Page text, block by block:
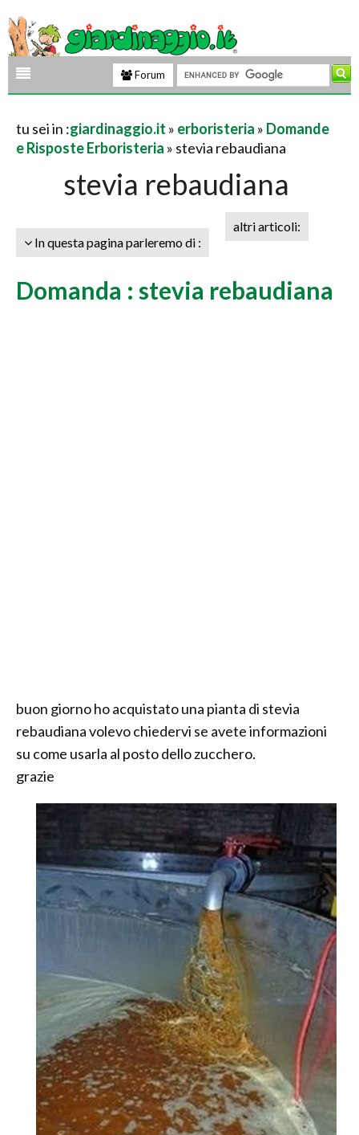
Forum
tu sei in :giardinaggio.it » erboristeria » Domande
e Risposte Erboristeria » stevia rebaudiana
stevia rebaudiana
In questa pagina parleremo di :
altri articoli:
Domanda : stevia rebaudiana
buon giorno ho acquistato una pianta di stevia
rebaudiana volevo chiedervi se avete informazioni
su come usarla al posto dello zucchero.
grazie